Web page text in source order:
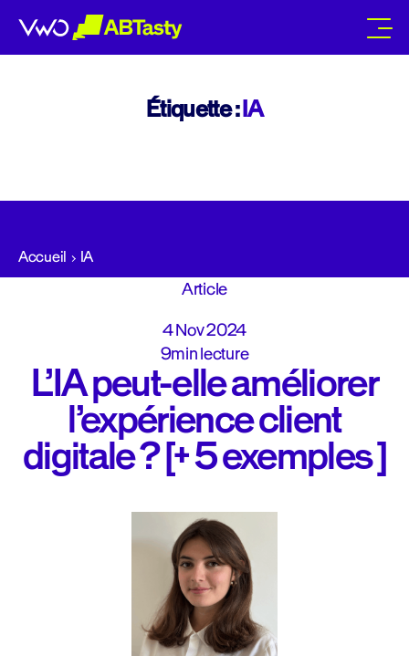
abtasty
Étiquette :IA
Accueil IA
Article
4 Nov 2024
9min lecture
L’IA peut-elle améliorer
l’expérience client
digitale ? [+ 5 exemples ]